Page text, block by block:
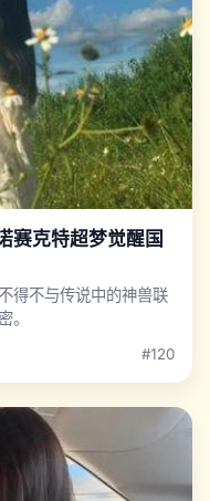
赛克特超梦觉醒国
得不与传说中的神兽联
。
#120